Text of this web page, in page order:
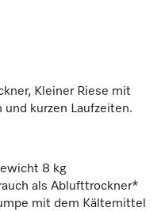
Kleiner Riese mit
und kurzen Laufzeiten.
8 kg
als Ablufttrockner*
mit dem Kältemittel